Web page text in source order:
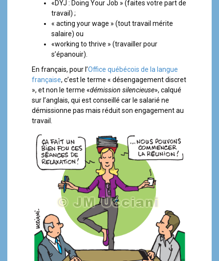
«DYJ : Doing Your Job » (faites votre part de
travail) ;
« acting your wage » (tout travail mérite
salaire) ou
«working to thrive » (travailler pour
s’épanouir).
En français, pour l’Office québécois de la langue
française, c’est le terme « désengagement discret
», et non le terme «démission silencieuse», calqué
sur l’anglais, qui est conseillé car le salarié ne
démissionne pas mais réduit son engagement au
travail.